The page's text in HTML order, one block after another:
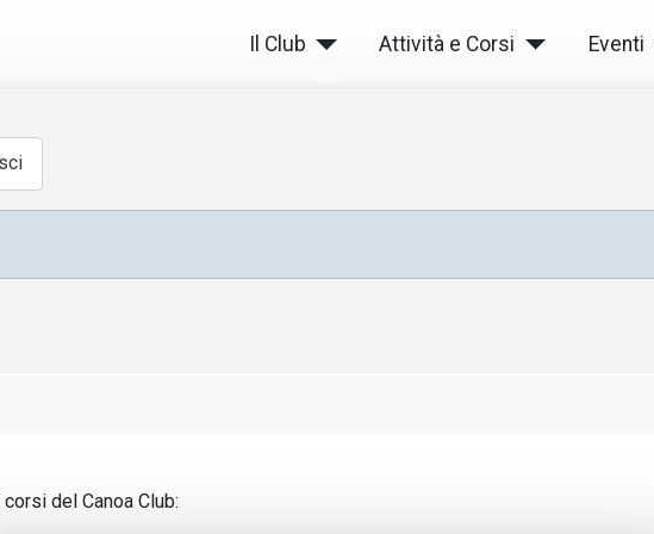
Il Club Attività e Corsi Eventi
del Canoa Club: